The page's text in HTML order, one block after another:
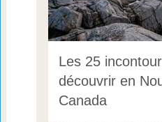
Les 25
découvrir en
Canada